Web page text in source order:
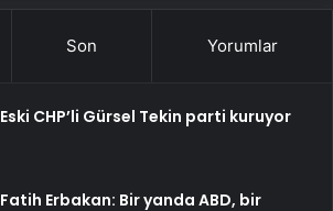
Son Yorumlar
Eski CHP’li Gürsel Tekin parti kuruyor
Fatih Erbakan: Bir yanda ABD, bir